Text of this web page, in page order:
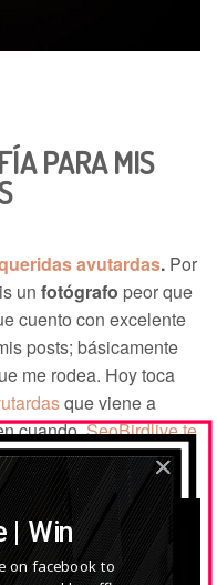
PARA MIS
avutardas. Por
un fotógrafo peor que
cuento con excelente
posts; básicamente
me rodea. Hoy toca
que viene a
cuando.SeoBirdlive te
| Win
on facebook to